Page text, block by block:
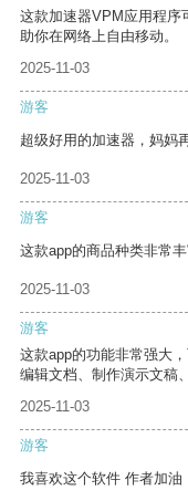
这款加速器VPM应用程序
助你在网络上自由移动。
2025-11-03
游客
超级好用的加速器，妈妈
2025-11-03
游客
这款app的商品种类非常
2025-11-03
游客
这款app的功能非常强大
编辑文档、制作演示文稿
2025-11-03
游客
我喜欢这个软件 作者加油